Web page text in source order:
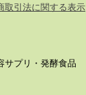
取引法に関する表示
サプリ・発酵食品